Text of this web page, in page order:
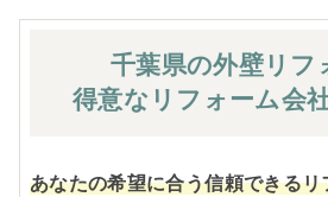
千葉県の外壁 リフ
得意なリフォーム会
あなたの希望に合う信頼できるリ